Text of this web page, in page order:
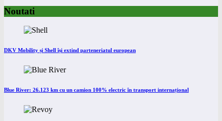
Noutati
DKV Mobility și Shell își extind parteneriatul european
Blue River: 26.123 km cu un camion 100% electric în transport internațional